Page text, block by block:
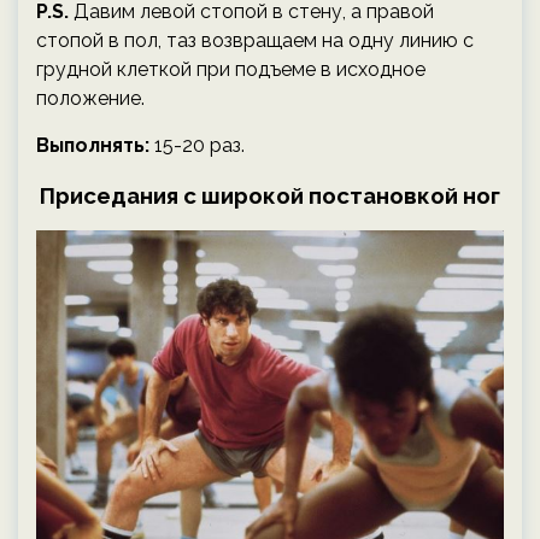
P.S. Давим левой стопой в стену, а правой
стопой в пол, таз возвращаем на одну линию с
грудной клеткой при подъеме в исходное
положение.
Выполнять: 15-20 раз.
Приседания с широкой постановкой ног